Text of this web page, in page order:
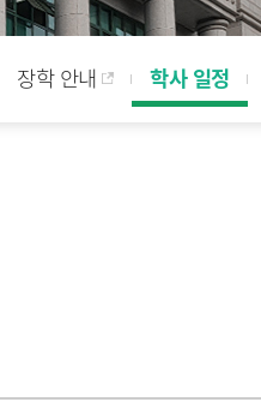
장학 안내 학사 일정